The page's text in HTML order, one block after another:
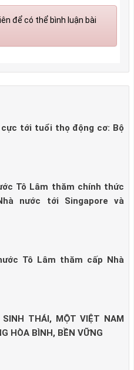
để có thể bình luận bài
tới tuổi thọ động cơ: Bộ
Tô Lâm thăm chính thức
nước tới Singapore và
Tô Lâm thăm cấp Nhà
THÁI, MỘT VIỆT NAM
HÒA BÌNH, BỀN VỮNG